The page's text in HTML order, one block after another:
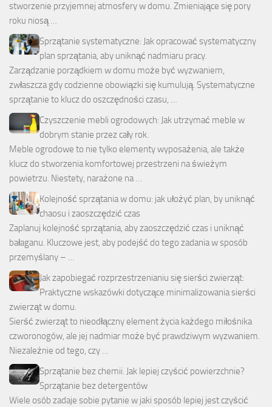
stworzenie przyjemnej atmosfery w domu. Zmieniające się pory
roku niosą …
Sprzątanie systematyczne: Jak opracować systematyczny
plan sprzątania, aby uniknąć nadmiaru pracy.
Zarządzanie porządkiem w domu może być wyzwaniem,
zwłaszcza gdy codzienne obowiązki się kumulują. Systematyczne
sprzątanie to klucz do oszczędności czasu, …
Czyszczenie mebli ogrodowych: Jak utrzymać meble w
dobrym stanie przez cały rok.
Meble ogrodowe to nie tylko elementy wyposażenia, ale także
klucz do stworzenia komfortowej przestrzeni na świeżym
powietrzu. Niestety, narażone na …
Kolejność sprzątania w domu: jak ułożyć plan, by uniknąć
chaosu i zaoszczędzić czas
Zaplanuj kolejność sprzątania, aby zaoszczędzić czas i uniknąć
bałaganu. Kluczowe jest, aby podejść do tego zadania w sposób
przemyślany – …
Jak zapobiegać rozprzestrzenianiu się sierści zwierząt:
Praktyczne wskazówki dotyczące minimalizowania sierści
zwierząt w domu.
Sierść zwierząt to nieodłączny element życia każdego miłośnika
czworonogów, ale jej nadmiar może być prawdziwym wyzwaniem.
Niezależnie od tego, czy …
Sprzątanie bez chemii. Jak lepiej czyścić powierzchnie?
Sprzątanie bez detergentów
Wiele osób zadaje sobie pytanie w jaki sposób lepiej jest czyścić